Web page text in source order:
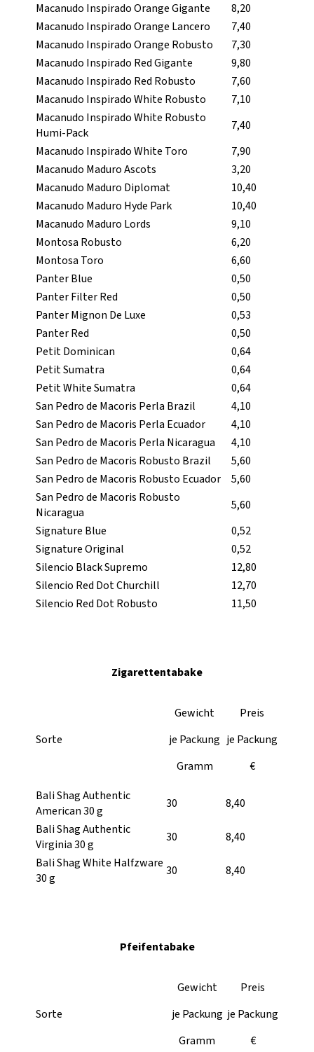
Macanudo Inspirado Orange Gigante
8,20
Macanudo Inspirado Orange Lancero
7,40
Macanudo Inspirado Orange Robusto
7,30
Macanudo Inspirado Red Gigante
9,80
Macanudo Inspirado Red Robusto
7,60
Macanudo Inspirado White Robusto
7,10
Macanudo Inspirado White Robusto
Humi-Pack
7,40
Macanudo Inspirado White Toro
7,90
Macanudo Maduro Ascots
3,20
Macanudo Maduro Diplomat
10,40
Macanudo Maduro Hyde Park
10,40
Macanudo Maduro Lords
9,10
Montosa Robusto
6,20
Montosa Toro
6,60
Panter Blue
0,50
Panter Filter Red
0,50
Panter Mignon De Luxe
0,53
Panter Red
0,50
Petit Dominican
0,64
Petit Sumatra
0,64
Petit White Sumatra
0,64
San Pedro de Macoris Perla Brazil
4,10
San Pedro de Macoris Perla Ecuador
4,10
San Pedro de Macoris Perla Nicaragua
4,10
San Pedro de Macoris Robusto Brazil
5,60
San Pedro de Macoris Robusto Ecuador
5,60
San Pedro de Macoris Robusto
Nicaragua
5,60
Signature Blue
0,52
Signature Original
0,52
Silencio Black Supremo
12,80
Silencio Red Dot Churchill
12,70
Silencio Red Dot Robusto
11,50
Zigarettentabake
Sorte
Gewicht
je Packung
Gramm
Preis
je Packung
€
Bali Shag Authentic
American 30 g
30
8,40
Bali Shag Authentic
Virginia 30 g
30
8,40
Bali Shag White Halfzware
30 g
30 8,40
Pfeifentabake
Sorte
Gewicht
je Packung
Gramm
Preis
je Packung
€